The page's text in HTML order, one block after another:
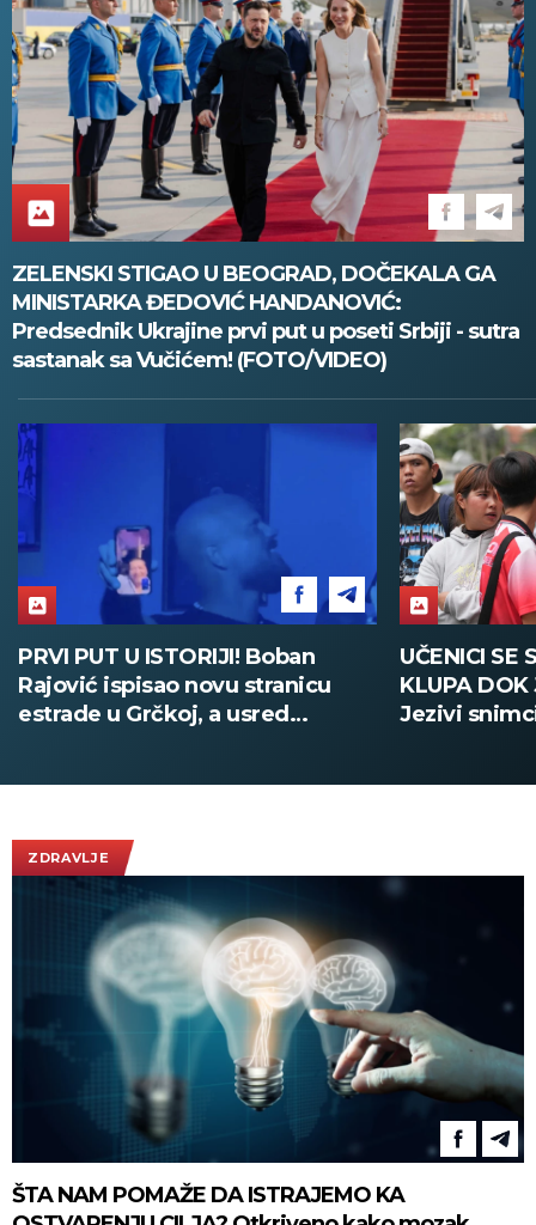
ZELENSKI STIGAO U BEOGRAD, DOČEKALA GA
MINISTARKA ĐEDOVIĆ HANDANOVIĆ:
Predsednik Ukrajine prvi put u poseti Srbiji - sutra
sastanak sa Vučićem! (FOTO/VIDEO)
PRVI PUT U ISTORIJI! Boban
Rajović ispisao novu stranicu
estrade u Grčkoj, a usred
UČENICI SE
KLUPA DOK
Jezivi
ZDRAVLJE
ŠTA NAM POMAŽE DA ISTRAJEMO KA